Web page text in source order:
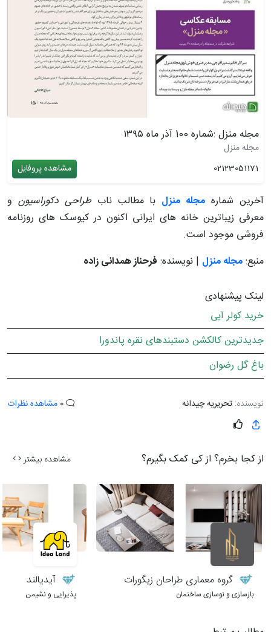
مجله منزل :شماره 100 آذر ماه ۱۳۹۵
مجله منزل
02123051171
مشاهده پروفایل
آخرین شماره مجله منزل با مطالب نابطراحی دکوراسیون و
معرفی زیباترین خانه های ایرانی اکنون در کیوسک های روزنامه
فروشی موجود است.
منبع:مجله منزل | نویسنده: فرحناز همدانی زاده
لینک پیشنهادی
خرید کولر آبی
جدیدترین کالکشن دستبندهای نقره پاندورا
باغ گل رضوان
نویسنده: تحریریه چیدانه مشاهده نظرات
از کجا بخرم؟ از کی کمک بگیرم؟ مشاهده بیشتر
گروه معماری طراحان زیگورات
بازسازی و نوسازی ساختمان
آیدیالند
پذیرایی و نشیمن